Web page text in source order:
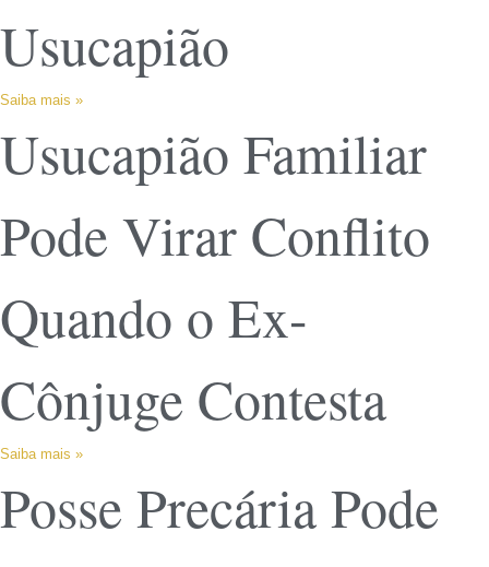
Usucapião
Saiba mais »
Usucapião Familiar
Pode Virar Conflito
Quando o Ex-
Cônjuge Contesta
Saiba mais »
Posse Precária Pode